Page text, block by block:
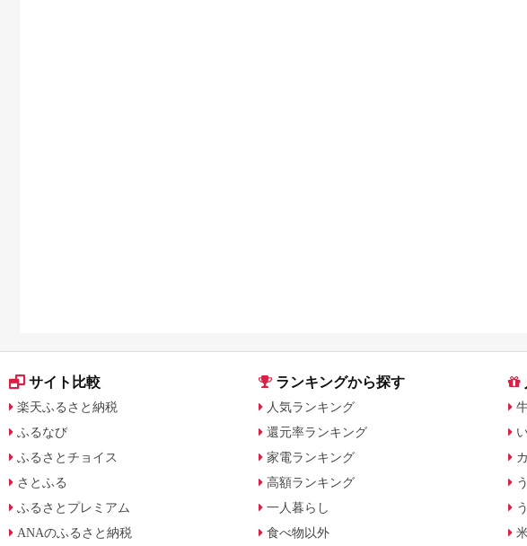
サイト比較
楽天ふるさと納税
ふるなび
ふるさとチョイス
さとふる
ふるさとプレミアム
ANAのふるさと納税
ランキングから探す
人気ランキング
還元率ランキング
家電ランキング
高額ランキング
一人暮らし
食べ物以外